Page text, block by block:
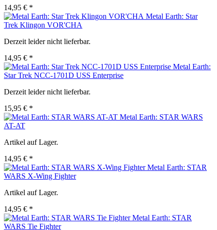
14,95 € *
Metal Earth: Star
Trek Klingon VOR'CHA
Derzeit leider nicht lieferbar.
14,95 € *
Metal Earth:
Star Trek NCC-1701D USS Enterprise
Derzeit leider nicht lieferbar.
15,95 € *
Metal Earth: STAR WARS
AT-AT
Artikel auf Lager.
14,95 € *
Metal Earth: STAR
WARS X-Wing Fighter
Artikel auf Lager.
14,95 € *
Metal Earth: STAR
WARS Tie Fighter